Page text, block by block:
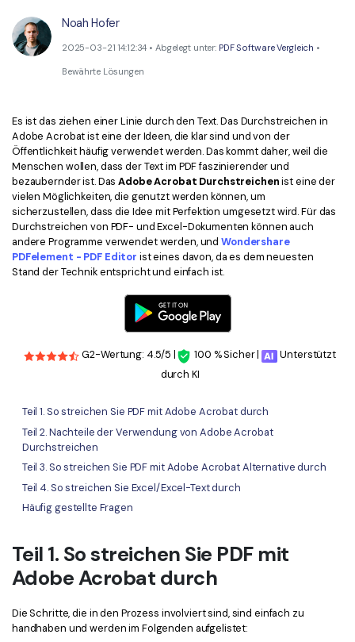
PDF freigeben
Branchen
Bildung
IT-Dienstleistung
Rechtliches
Gesundheitswesen
Was ist NEU
Benutzerhandbuch
PDFelement für Mac
PDFelement für iOS
PDFelement für Android
Mehr erfahren
Bewertungen
Sehen Sie, was unsere Nutzer sagen.
Kostenlose PDF-Vorlagen
Bearbeiten, Drucken und Anpassen von kostenlosen Vorlagen.
PDF-Wissen
PDF-bezogene Informationen, die Sie benötigen.
Noah Hofer
2025-03-21 14:12:34 • Abgelegt unter: PDF Software Vergleich •
Bewährte Lösungen
Es ist das ziehen einer Linie durch den Text. Das Durchstreichen in
Adobe Acrobat ist eine der Ideen, die klar sind und von der
Öffentlichkeit häufig verwendet werden. Das kommt daher, weil die
Menschen wollen, dass der Text im PDF faszinierender und
bezaubernder ist. DasAdobe Acrobat Durchstreichenist eine der
vielen Möglichkeiten, die genutzt werden können, um
sicherzustellen, dass die Idee mit Perfektion umgesetzt wird. Für das
Durchstreichen von PDF- und Excel-Dokumenten können auch
andere Programme verwendet werden, und Wondershare
PDFelement - PDF Editor ist eines davon, da es dem neuesten
Stand der Technik entspricht und einfach ist.
G2-Wertung: 4.5/5 | 100 % Sicher |
Unterstützt
durch KI
Teil 1. So streichen Sie PDF mit Adobe Acrobat durch
Teil 2. Nachteile der Verwendung von Adobe Acrobat
Durchstreichen
Teil 3. So streichen Sie PDF mit Adobe Acrobat Alternative durch
Teil 4. So streichen Sie Excel/Excel-Text durch
Häufig gestellte Fragen
Teil 1. So streichen Sie PDF mit
Adobe Acrobat durch
Die Schritte, die in den Prozess involviert sind, sind einfach zu
handhaben und werden im Folgenden aufgelistet: